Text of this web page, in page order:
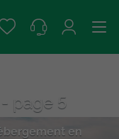
page 5
en